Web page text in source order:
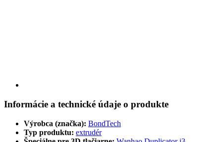
Informácie a technické údaje o produkte
Výrobca (značka): BondTech
Typ produktu: extrudér